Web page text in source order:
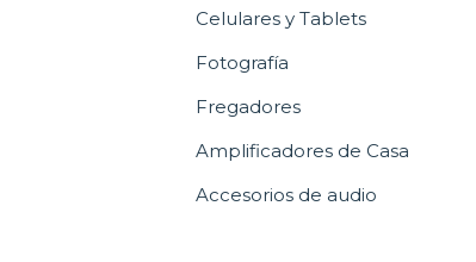
Celulares y Tablets
Fotografía
Fregadores
Amplificadores de Casa
Accesorios de audio